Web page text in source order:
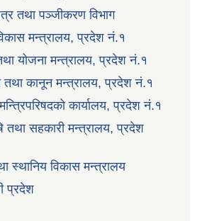
तथा पञ्जीकरण विभाग
मन्त्रालय, प्रदेश नं.१
योजना मन्त्रालय, प्रदेश नं.१
तथा कानून मन्त्रालय, प्रदेश नं.१
कार्यालय, प्रदेश नं.१
तथा सहकारी मन्त्रालय, प्रदेश
स्थानिय विकास मन्त्रालय
प्रदेश